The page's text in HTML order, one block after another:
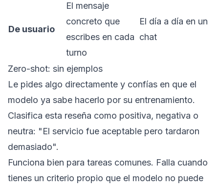
De usuario
El mensaje
concreto que
escribes en cada
turno
El día a día en un
chat
Zero-shot: sin ejemplos
Le pides algo directamente y confías en que el
modelo ya sabe hacerlo por su entrenamiento.
Clasifica esta reseña como positiva, negativa o
neutra: "El servicio fue aceptable pero tardaron
demasiado".
Funciona bien para tareas comunes. Falla cuando
tienes un criterio propio que el modelo no puede